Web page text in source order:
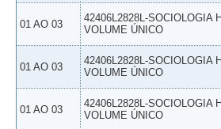
01 AO 03
42406L2828L-SOCIOLOGIA
VOLUME ÚNICO
01 AO 03
42406L2828L-SOCIOLOGIA
VOLUME ÚNICO
01 AO 03
42406L2828L-SOCIOLOGIA
VOLUME ÚNICO